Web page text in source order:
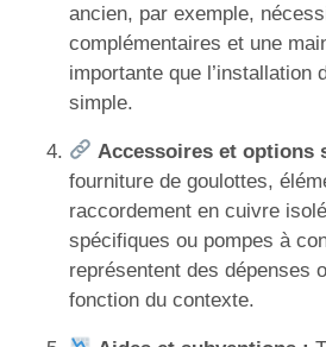
ancien, par exemple,
complémentaires et une
importante que l’installation
simple.
Accessoires et options
fourniture de goulottes,
raccordement en cuivre
spécifiques ou pompes à
représentent des dépenses
fonction du contexte.